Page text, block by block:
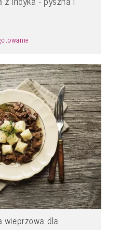
wieprzowa dla